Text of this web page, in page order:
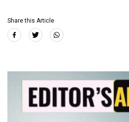
Share this Article